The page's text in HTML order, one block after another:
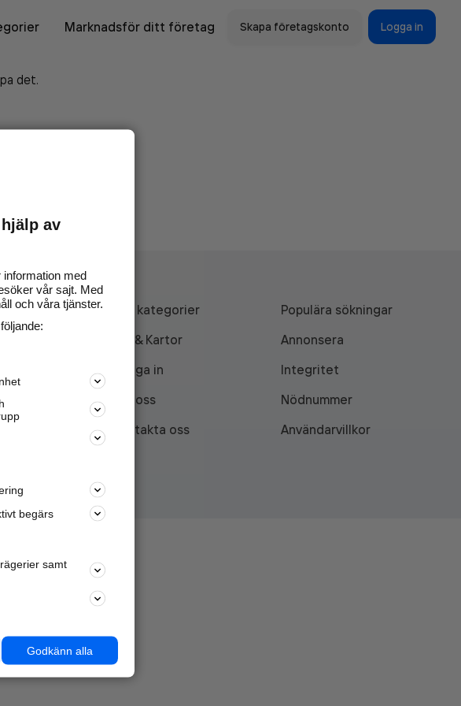
Marknadsför ditt företag Skapa företagskonto Logga in
det.
på
dig.
Alla kategorier
Populära sökningar
API & Kartor
Annonsera
Logga in
Integritet
Om oss
Nödnummer
Kontakta oss
Användarvillkor
av
information med
vår sajt. Med
och våra tjänster.
begärs
samt
Godkänn alla